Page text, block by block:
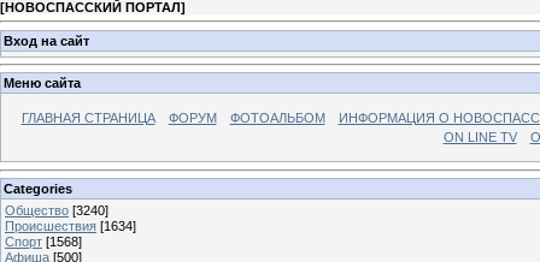
[НОВОСПАССКИЙ ПОРТАЛ]
Вход на сайт
Меню сайта
ГЛАВНАЯ СТРАНИЦА ФОРУМ ФОТОАЛЬБОМ
ИНФОРМАЦИЯ О
ON LINE TV
Categories
Общество [3240]
Происшествия [1634]
Спорт [1568]
Афиша [500]